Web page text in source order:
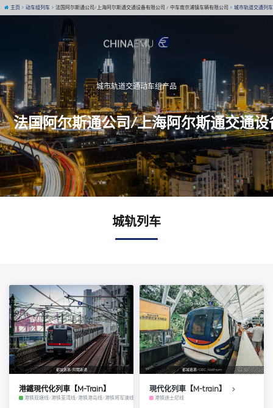
城市轨道交通动车组产品
法国阿尔斯通公司/上海阿尔斯通交通
主页 动车组列车 法国阿尔斯通公司/上海阿尔斯通交通设备有限公司 / 中车南京浦镇车辆有限公司 城市轨道交通列车
城轨列车
都城嘉慕/阿爾斯通
港鐵現代化列車【M-Train】
港铁观塘线/港铁荃湾线/港铁港岛线/港铁将军澳线
都城嘉慕/GEC Alsthom
現代化列車【M-train】
港铁迪士尼线